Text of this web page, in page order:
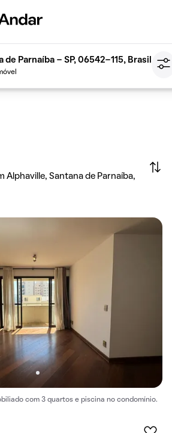
de Parnaíba - SP, 06542-115, Brasil
Alphaville, Santana de Parnaíba,
com 3 quartos e piscina no condomínio.